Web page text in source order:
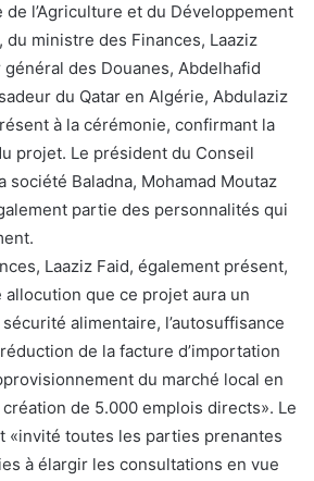
l’Agriculture et du Développement
du ministre des Finances, Laaziz
des Douanes, Abdelhafid
du Qatar en Algérie, Abdulaziz
à la cérémonie, confirmant la
projet. Le président du Conseil
société Baladna, Mohamad Moutaz
partie des personnalités qui
Laaziz Faid, également présent,
allocution que ce projet aura un
alimentaire, l’autosuffisance
de la facture d’importation
du marché local en
de 5.000 emplois directs». Le
«invité toutes les parties prenantes
à élargir les consultations en vue